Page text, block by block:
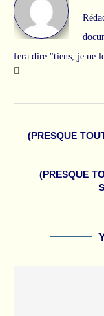
fera dire "tiens, je ne
(PRESQUE
(PRESQUE